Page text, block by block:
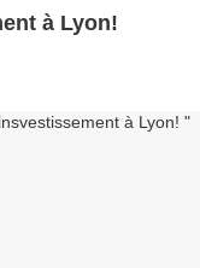
à Lyon!